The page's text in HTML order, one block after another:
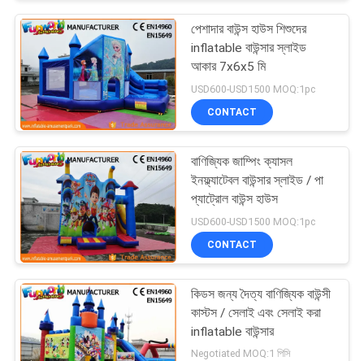
পেশাদার বাউন্স হাউস শিশুদের
inflatable বাউন্সার স্লাইড
আকার 7x6x5 মি
USD600-USD1500 MOQ:1pc
CONTACT
বাণিজ্যিক জাম্পিং ক্যাসল
ইনফ্ল্যাটেবল বাউন্সার স্লাইড / পা
প্যাট্রোল বাউন্স হাউস
USD600-USD1500 MOQ:1pc
CONTACT
কিডস জন্য দৈত্য বাণিজ্যিক বাউন্সী
কাস্টস / সেলাই এবং সেলাই করা
inflatable বাউন্সার
Negotiated MOQ:1 পিসি